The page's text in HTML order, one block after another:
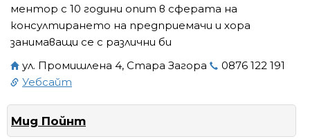
ментор с 10 години опит в сферата на
консултирането на предприемачи и хора
занимаващи се с различни би
ул. Промишлена 4, Стара Загора
0876 122 191
Уебсайт
Мид Пойнт